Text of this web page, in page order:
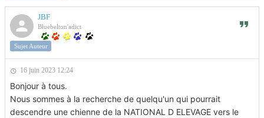
JBF
Bluebelton'adict
Sujet Auteur
16 juin 2023 12:24
Bonjour à tous.
Nous sommes à la recherche de quelqu'un qui pourrait
descendre une chienne de la NATIONAL D ELEVAGE vers le